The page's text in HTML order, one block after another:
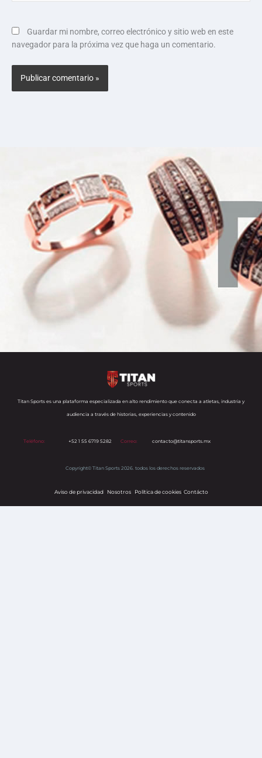
Guardar mi nombre, correo electrónico y sitio web en este
navegador para la próxima vez que haga un comentario.
Titan Sports es una plataforma especializada en alto rendimiento que conecta a atletas, industria y
audiencia a través de historias, experiencias y contenido
Teléfono: +52 1 55 6719 5282 Correo: contacto@titansports.mx
Copyright© Titan Sports 2026. todos los derechos reservados
Aviso de privacidad Nosotros Política de cookiess Contácto